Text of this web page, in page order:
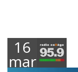
16
mars